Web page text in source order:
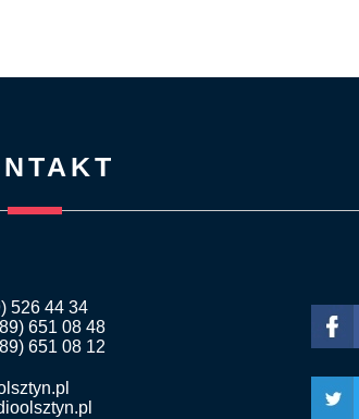
526 44 34
651 08 48
651 08 12